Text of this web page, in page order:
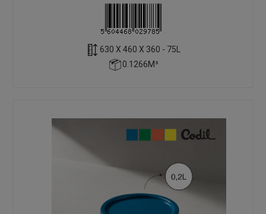
630 X 460 X 360 - 75L
0.1266M³